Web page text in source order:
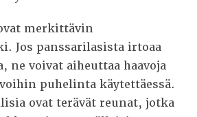
merkittävin
Jos panssarilasista irtoaa
ne voivat aiheuttaa haavoja
puhelinta käytettäessä.
ovat terävät reunat, jotka